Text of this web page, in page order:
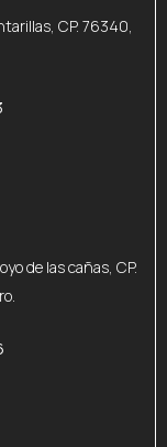
CP. 76340,
de las cañas, CP.